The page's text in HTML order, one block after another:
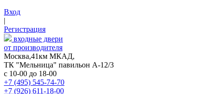
Вход
|
Регистрация
входные двери
от производителя
Москва,41км МКАД,
ТК "Мельница" павильон А-12/3
с 10-00 до 18-00
+7 (495) 545-74-70
+7 (926) 611-18-00